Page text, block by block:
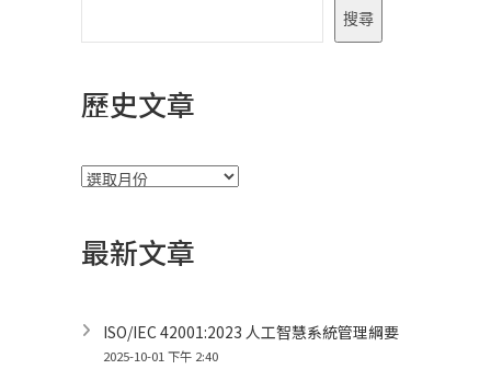
搜尋
歷史文章
彙
最新文章
ISO/IEC 42001:2023 人工智慧系統管理綱要
2025-10-01 下午 2:40